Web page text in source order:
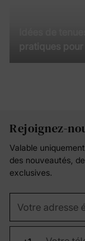
débordés |
Rejoignez-
Valable
des nouveautés,
exclusives.